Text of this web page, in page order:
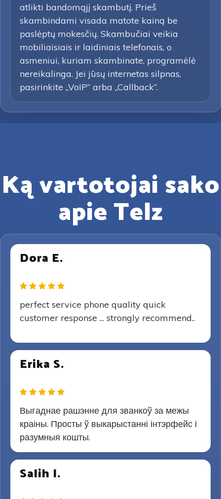
atlikti bandomąjį skambutį. Prieš
skambindami visada matote kainą be
paslėptų mokesčių. Skambučiai veikia
mobiliaisiais ir laidiniais telefonais, o
asmeniui, kuriam skambinate, programėlė
nereikalinga. Jei jūsų internetas silpnas,
pasirinkite „VoIP“ arba „Callback“.
Ką vartotojai sako
apie Telz
Dora E.
perfect service phone quality quick
customer response ... strongly recommend..
Erika S.
Выгаднае рашэнне для званкоў за межы
краіны. Просты ў выкарыстанні інтэрфейс і
разумныя кошты.
Salih I.